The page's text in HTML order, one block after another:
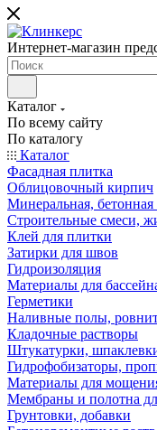
Интернет-магазин
Каталог
По всему сайту
По каталогу
Каталог
Фасадная плитка
Облицовочный кирпич
Минеральная, бетонная
Строительные смеси,
Клей для плитки
Затирки для швов
Гидроизоляция
Материалы для
Герметики
Наливные полы,
Кладочные растворы
Штукатурки,
Гидрофобизаторы,
Материалы для
Мембраны и полотна
Грунтовки, добавки